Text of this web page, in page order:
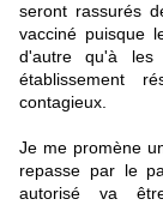
seront rassurés
vacciné puisque
d'autre qu'à
établissement
contagieux.
Je me promène
repasse par le
autorisé va